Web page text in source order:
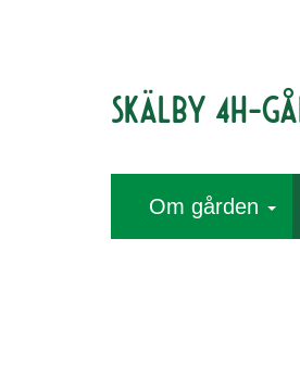
Skälby 4H-
Om gården